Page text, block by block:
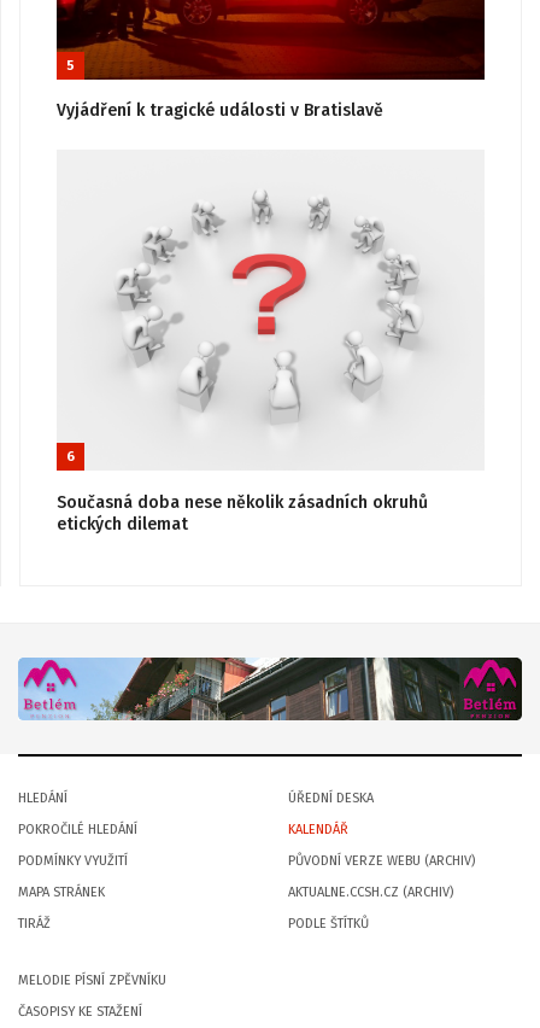
5
Vyjádření k tragické události v Bratislavě
6
Současná doba nese několik zásadních okruhů
etických dilemat
HLEDÁNÍ
POKROČILÉ HLEDÁNÍ
PODMÍNKY VYUŽITÍ
MAPA STRÁNEK
TIRÁŽ
ÚŘEDNÍ DESKA
KALENDÁŘ
PŮVODNÍ VERZE WEBU (ARCHIV)
AKTUALNE.CCSH.CZ (ARCHIV)
PODLE ŠTÍTKŮ
MELODIE PÍSNÍ ZPĚVNÍKU
ČASOPISY KE STAŽENÍ